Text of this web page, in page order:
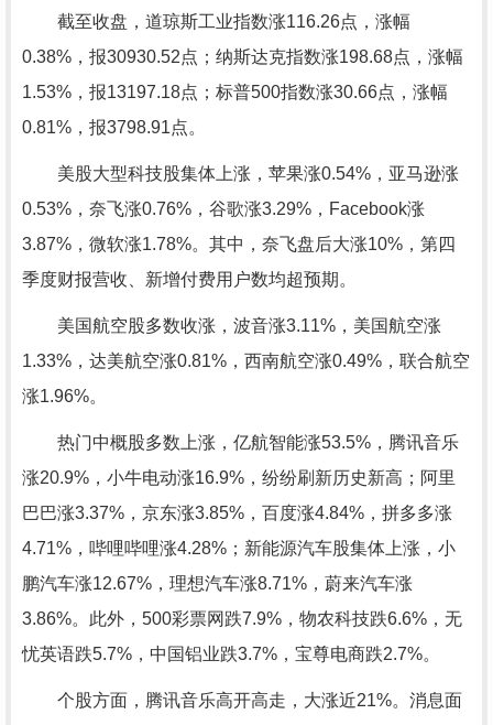
截至收盘，道琼斯工业指数涨116.26点，涨幅
0.38%，报30930.52点；纳斯达克指数涨198.68点，涨幅
1.53%，报13197.18点；标普500指数涨30.66点，涨幅
0.81%，报3798.91点。
美股大型科技股集体上涨，苹果涨0.54%，亚马逊涨
0.53%，奈飞涨0.76%，谷歌涨3.29%，Facebook涨
3.87%，微软涨1.78%。其中，奈飞盘后大涨10%，第四
季度财报营收、新增付费用户数均超预期。
美国航空股多数收涨，波音涨3.11%，美国航空涨
1.33%，达美航空涨0.81%，西南航空涨0.49%，联合航空
涨1.96%。
热门中概股多数上涨，亿航智能涨53.5%，腾讯音乐
涨20.9%，小牛电动涨16.9%，纷纷刷新历史新高；阿里
巴巴涨3.37%，京东涨3.85%，百度涨4.84%，拼多多涨
4.71%，哔哩哔哩涨4.28%；新能源汽车股集体上涨，小
鹏汽车涨12.67%，理想汽车涨8.71%，蔚来汽车涨
3.86%。此外，500彩票网跌7.9%，物农科技跌6.6%，无
忧英语跌5.7%，中国铝业跌3.7%，宝尊电商跌2.7%。
个股方面，腾讯音乐高开高走，大涨近21%。消息面